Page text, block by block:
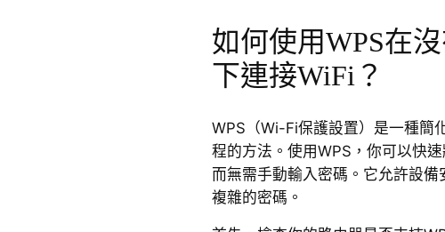
如何使用WPS在
下連接WiFi？
WPS（Wi-Fi保護設置）是一種簡
程的方法。使用WPS，你可以快
而無需手動輸入密碼。它允許設
複雜的密碼。